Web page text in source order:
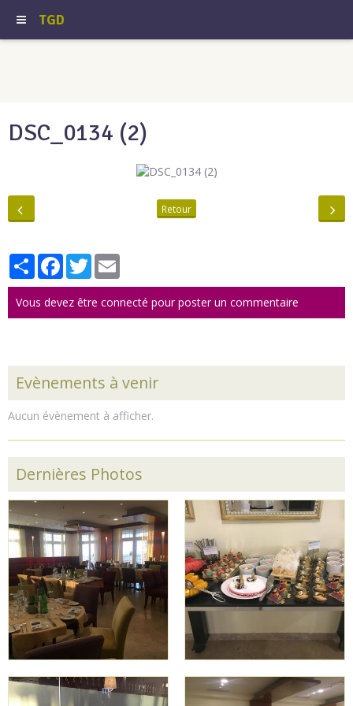
TGD
DSC_0134 (2)
Retour
PartagerFacebook
Twitter
Vous devez être connecté pour poster un commentaire
Evènements à venir
Aucun évènement à afficher.
Dernières Photos